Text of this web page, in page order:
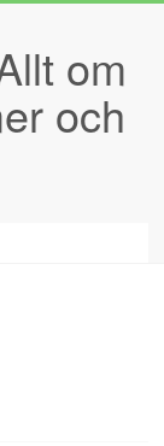
om
och